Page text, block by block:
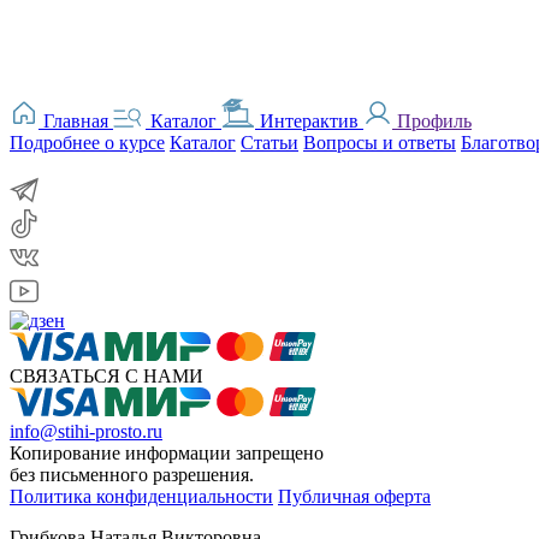
Главная Каталог Интерактив
Профиль
Подробнее о курсе Каталог Статьи Вопросы и ответы
СВЯЗАТЬСЯ С НАМИ
info@stihi-prosto.ru
Копирование информации запрещено
без письменного разрешения.
Политика конфиденциальности Публичная оферта